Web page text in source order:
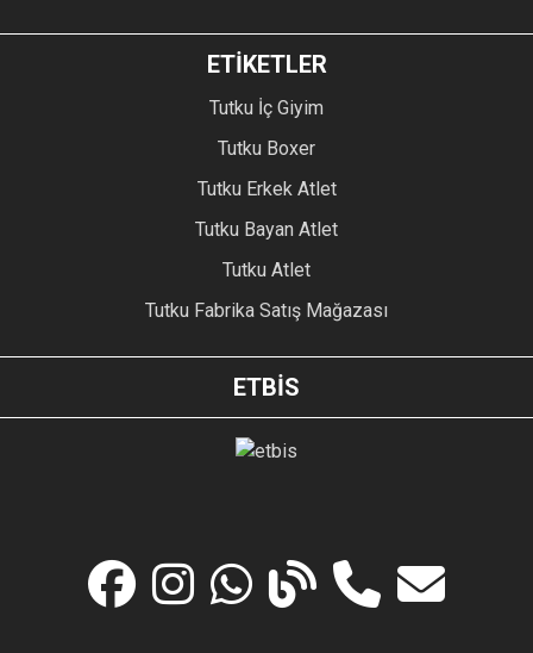
ETİKETLER
Tutku İç Giyim
Tutku Boxer
Tutku Erkek Atlet
Tutku Bayan Atlet
Tutku Atlet
Tutku Fabrika Satış Mağazası
ETBİS